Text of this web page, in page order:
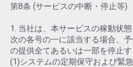
第8条 (サービスの中断・停止等)
1. 当社は、本サービスの稼動状
次の各号の一に該当する場合、
の提供全てあるいは一部を停止す
(1)システムの定期保守および緊